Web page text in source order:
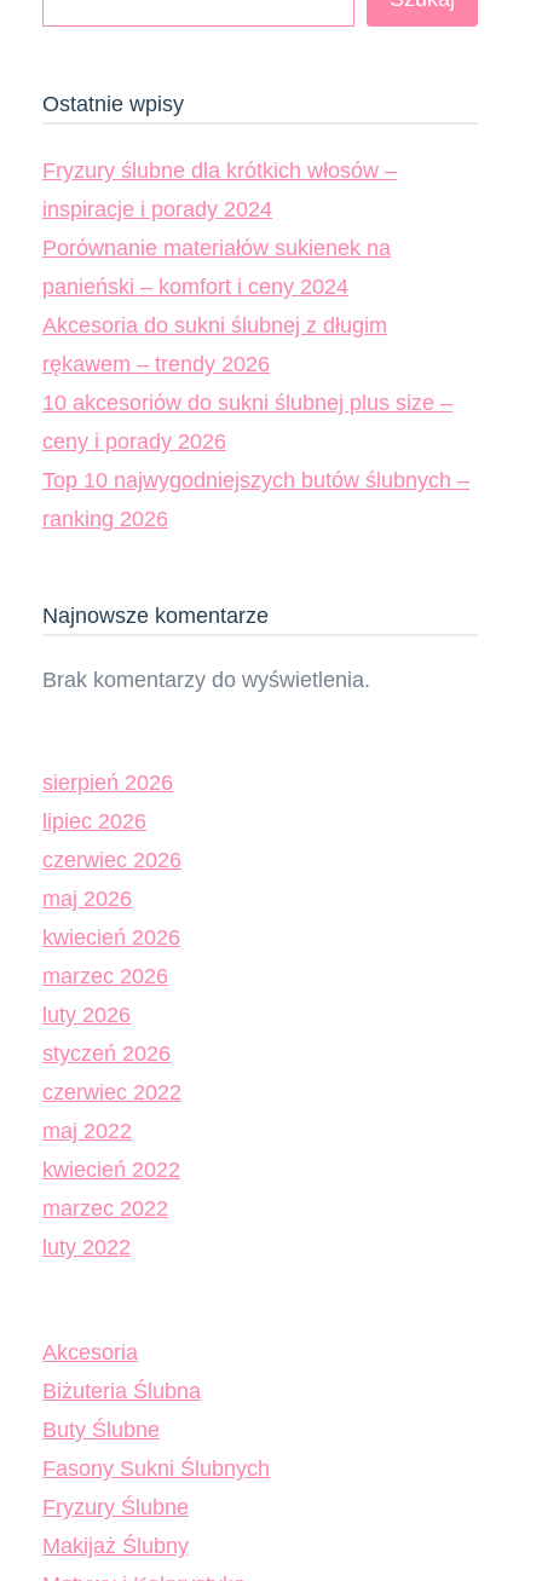
Ostatnie wpisy
Fryzury ślubne dla krótkich włosów –
inspiracje i porady 2024
Porównanie materiałów sukienek na
panieński – komfort i ceny 2024
Akcesoria do sukni ślubnej z długim
rękawem – trendy 2026
10 akcesoriów do sukni ślubnej plus size –
ceny i porady 2026
Top 10 najwygodniejszych butów ślubnych –
ranking 2026
Najnowsze komentarze
Brak komentarzy do wyświetlenia.
sierpień 2026
lipiec 2026
czerwiec 2026
maj 2026
kwiecień 2026
marzec 2026
luty 2026
styczeń 2026
czerwiec 2022
maj 2022
kwiecień 2022
marzec 2022
luty 2022
Akcesoria
Biżuteria Ślubna
Buty Ślubne
Fasony Sukni Ślubnych
Fryzury Ślubne
Makijaż Ślubny